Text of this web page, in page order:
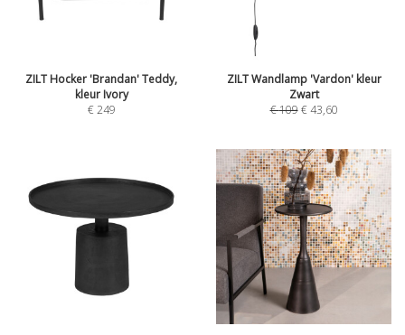
ZILT Hocker 'Brandan' Teddy,
kleur Ivory
€249
ZILT Wandlamp 'Vardon' kleur
Zwart
€109 €43,60